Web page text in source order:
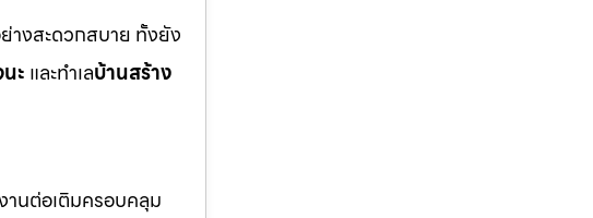
างสะดวกสบาย ทั้งยัง
ะ และทำเลบ้านสร้าง
านต่อเติมครอบคลุม